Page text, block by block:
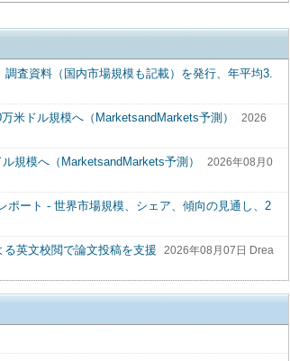
査資料（国内市場規模も記載）を発行、年平均3.
米ドル規模へ（MarketsandMarkets予測）
2026
規模へ（MarketsandMarkets予測）
2026年08月0
ポート - 世界市場規模、シェア、傾向の見通し、2
英文校閲で論文投稿を支援
2026年08月07日 Drea